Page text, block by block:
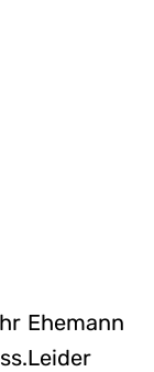
Ehemann